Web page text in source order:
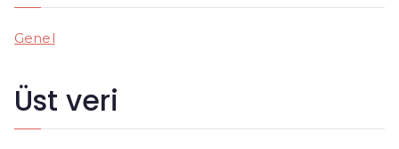
Genel
Üst veri